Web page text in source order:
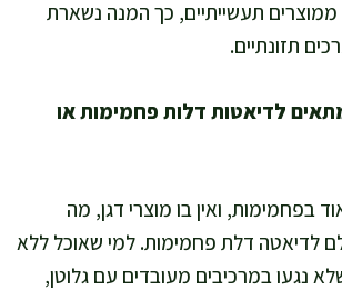
ממוצרים תעשייתיים, כך המנה נשארת
תזונתיים.
לדיאטות דלות פחמימות או
בפחמימות, ואין בו מוצרי דגן, מה
לדיאטה דלת פחמימות. למי שאוכל ללא
נגעו במרכיבים מעובדים עם גלוטן,